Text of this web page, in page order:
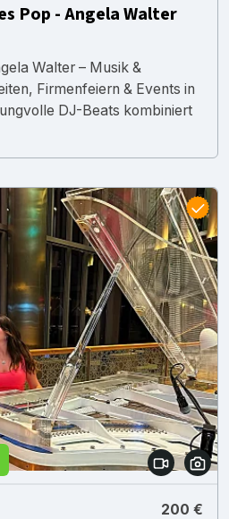
Pop - Angela Walter
Walter – Musik &
Firmenfeiern & Events in
DJ-Beats kombiniert
200 €